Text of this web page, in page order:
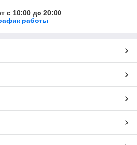
с 10:00 до 20:00
работы